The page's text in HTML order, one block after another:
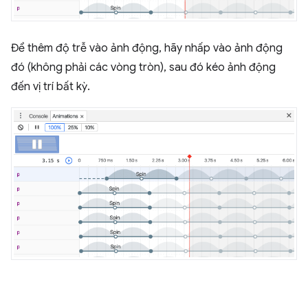
Để thêm độ trễ vào ảnh động, hãy nhấp vào ảnh động
đó (không phải các vòng tròn), sau đó kéo ảnh động
đến vị trí bất kỳ.